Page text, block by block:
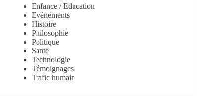
Enfance / Education
Evénements
Histoire
Philosophie
Politique
Santé
Technologie
Témoignages
Trafic humain